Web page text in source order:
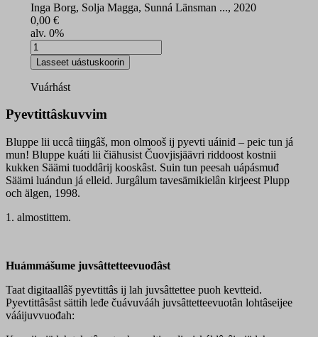
Inga Borg, Solja Magga, Sunná Länsman ..., 2020
0,00 €
alv. 0%
Bluppe
ja
ealga
digikirje
Lasseet uástuskoorin
Vuárhást
Pyevtittâskuvvim
Bluppe lii uccâ tiiŋgâš, mon olmooš ij pyevti uáiniđ – peic tun já
mun! Bluppe kuáti lii čiähusist Čuovjisjäävri riddoost kostnii
kukken Säämi tuoddârij kooskâst. Suin tun peesah uápásmuđ
Säämi luándun já elleid. Jurgâlum tavesämikielân kirjeest Plupp
och älgen, 1998.
1. almostittem.
Huámmášume juvsâttetteevuođâst
Taat digitaallâš pyevtittâs ij lah juvsâttettee puoh kevtteid.
Pyevtittâsâst sättih leđe čuávuvááh juvsâttetteevuotân lohtâseijee
vááijuvvuođah: